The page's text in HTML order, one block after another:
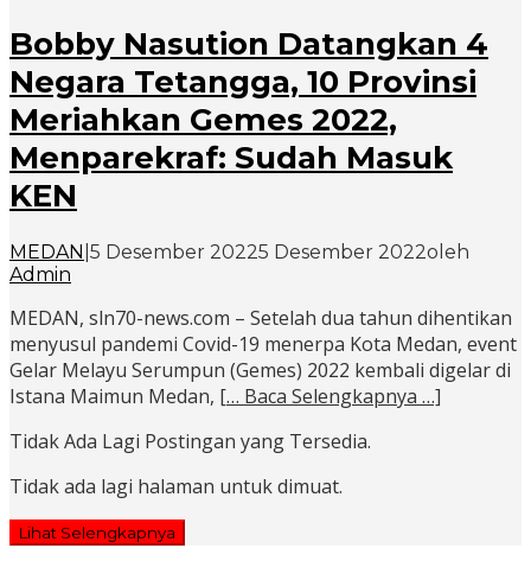
Bobby Nasution Datangkan 4
Negara Tetangga, 10 Provinsi
Meriahkan Gemes 2022,
Menparekraf: Sudah Masuk
KEN
MEDAN 5 Desember 20225 Desember 2022oleh
Admin
MEDAN, sln70-news.com – Setelah dua tahun dihentikan
menyusul pandemi Covid-19 menerpa Kota Medan, event
Gelar Melayu Serumpun (Gemes) 2022 kembali digelar di
Istana Maimun Medan, [… Baca Selengkapnya …]
Tidak Ada Lagi Postingan yang Tersedia.
Tidak ada lagi halaman untuk dimuat.
Lihat Selengkapnya